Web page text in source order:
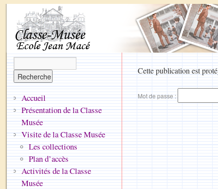
Cette publication est
Mot de passe :
Accueil
Présentation de la Classe
Musée
Visite de la Classe Musée
Les collections
Plan d’accès
Activités de la Classe
Musée